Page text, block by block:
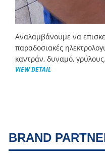
Αναλαμβάνουμε να
παραδοσιακές
καντράν, δυναμό,
VIEW DETAIL
BRAND